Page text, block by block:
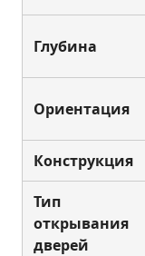
Глубина
Ориентация
Конструкция
Тип
открывания
дверей